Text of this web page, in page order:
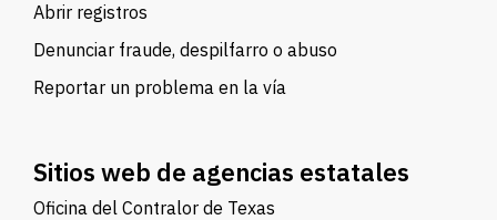
Abrir registros
Denunciar fraude, despilfarro o abuso
Reportar un problema en la vía
Sitios web de agencias estatales
Oficina del Contralor de Texas